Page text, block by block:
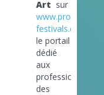
Art sur
www.pro-
festivals.com
le portail
dédié
aux
professionnels
des